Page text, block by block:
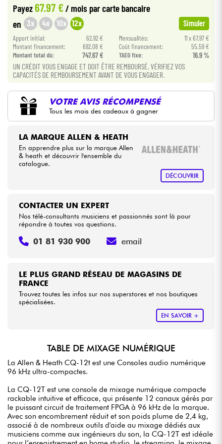
Câbles & Access.
HiFi
Packs
Voir nos marques
•
PARIS
Payez67.97 €/ mois par carte bancaire
en 3x 4x 10x 12x Simuler
Apport initial: 62.92 € Mensualités:
11 x 67.97 €
Montant financement:
692.08 € Coût financement:
55.59 €
Montant total dù:
747.67 € TAEG fixe: 16.9 %
UN CRÉDIT VOUS ENGAGE ET DOIT ÊTRE REMBOURSÉ. VÉRIFIEZ VOS
CAPACITÉS DE REMBOURSEMENT AVANT DE VOUS ENGAGER.
VOTRE AVIS RÉCOMPENSÉ
Tous les mois des cadeaux à gagner
LA MARQUE ALLEN & HEATH
En apprendre plus sur la marque Allen
& heath et découvrir l'ensemble du
catalogue.
DÉCOUVRIR
LE PLUS GRAND RÉSEAU DE MAGASINS DE
FRANCE
Trouvez toutes les infos sur nos superstores et nos boutiques
spécialisées.
EN SAVOIR +
CONTACTER UN EXPERT
Nos télé-consultants musiciens et passionnés sont là pour
répondre à toutes vos questions.
01 81 930 900 email
TABLE DE MIXAGE NUMÉRIQUE
La Allen & Heath CQ-12t est une Consoles audio numérique
96 kHz ultra-compactes.
La CQ-12T est une console de mixage numérique compacte
rackable intuitive et efficace, qui présente 12 canaux gérés par
le puissant circuit de traitement FPGA à 96 kHz de la marque.
Avec son encombrement réduit et son poids plume de 2,4 kg,
associé à de nombreux outils d'aide au mixage dédiés aux
musiciens comme aux ingénieurs du son, la CQ-12T est idéale